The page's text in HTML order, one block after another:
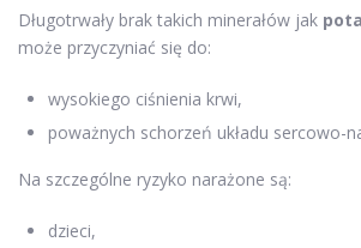
Długotrwały brak takich minerałów jak
może przyczyniać się do:
wysokiego ciśnienia krwi,
poważnych schorzeń układu sercowo-
Na szczególne ryzyko narażone są:
dzieci,